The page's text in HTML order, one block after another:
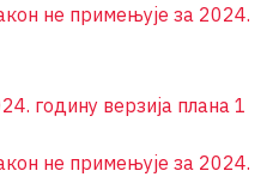
не примењује за 2024.
годину верзија плана 1
не примењује за 2024.